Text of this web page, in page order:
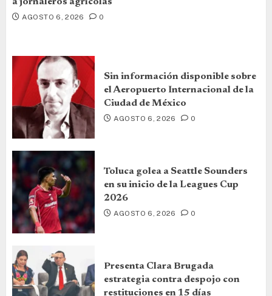
AGOSTO 6, 2026 0
Sin información disponible sobre
el Aeropuerto Internacional de la
Ciudad de México
AGOSTO 6, 2026 0
Toluca golea a Seattle Sounders
en su inicio de la Leagues Cup
2026
AGOSTO 6, 2026 0
Presenta Clara Brugada
estrategia contra despojo con
restituciones en 15 días